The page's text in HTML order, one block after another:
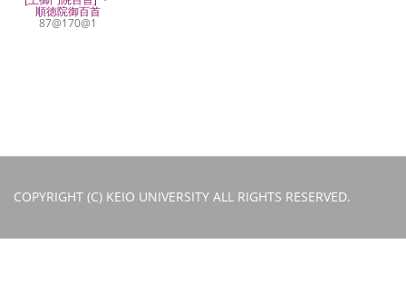
順徳院御百首
87@170@1
COPYRIGHT (C) KEIO UNIVERSITY ALL RIGHTS RESERVED.